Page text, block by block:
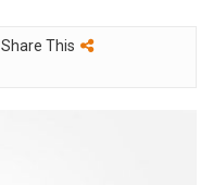
Share This